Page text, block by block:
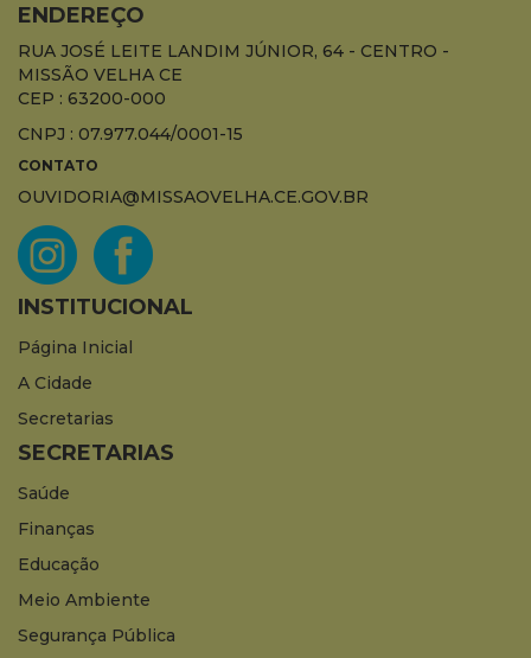
ENDEREÇO
RUA JOSÉ LEITE LANDIM JÚNIOR, 64 - CENTRO -
MISSÃO VELHA CE
CEP : 63200-000
CNPJ : 07.977.044/0001-15
CONTATO
OUVIDORIA@MISSAOVELHA.CE.GOV.BR
INSTITUCIONAL
Página Inicial
A Cidade
Secretarias
SECRETARIAS
Saúde
Finanças
Educação
Meio Ambiente
Segurança Pública